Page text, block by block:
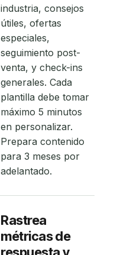
industria, consejos
útiles, ofertas
especiales,
seguimiento post-
venta, y check-ins
generales. Cada
plantilla debe tomar
máximo 5 minutos
en personalizar.
Prepara contenido
para 3 meses por
adelantado.
Rastrea
métricas de